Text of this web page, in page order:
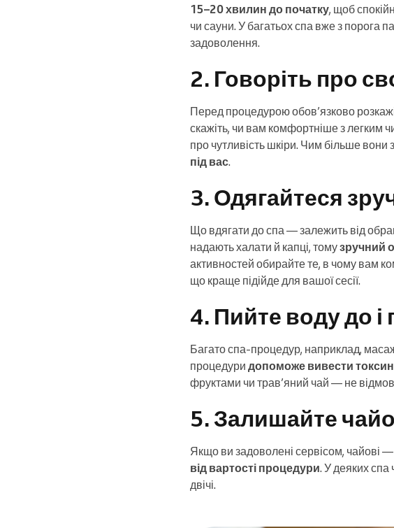
15–20 хвилин до початку, щоб
чи сауни. У багатьох спа вже з порога
задоволення.
2. Говоріть про
Перед процедурою обов’язково
скажіть, чи вам комфортніше з легким
про чутливість шкіри. Чим більше вони
під вас.
3. Одягайтеся
Що вдягати до спа — залежить від
надають халати й капці, томузручний
активностей обирайте те, в чому вам
що краще підійде для вашої сесії.
4. Пийте воду до і
Багато спа-процедур, наприклад,
процедури допоможе вивести
фруктами чи трав’яний чай — не
5. Залишайте
Якщо ви задоволені сервісом, чайові
від вартості процедури. У деяких спа
двічі.